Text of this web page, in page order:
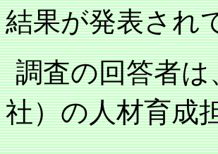
結果が発表され
調査の回答者
社）の人材育成